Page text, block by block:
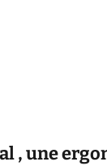
, une